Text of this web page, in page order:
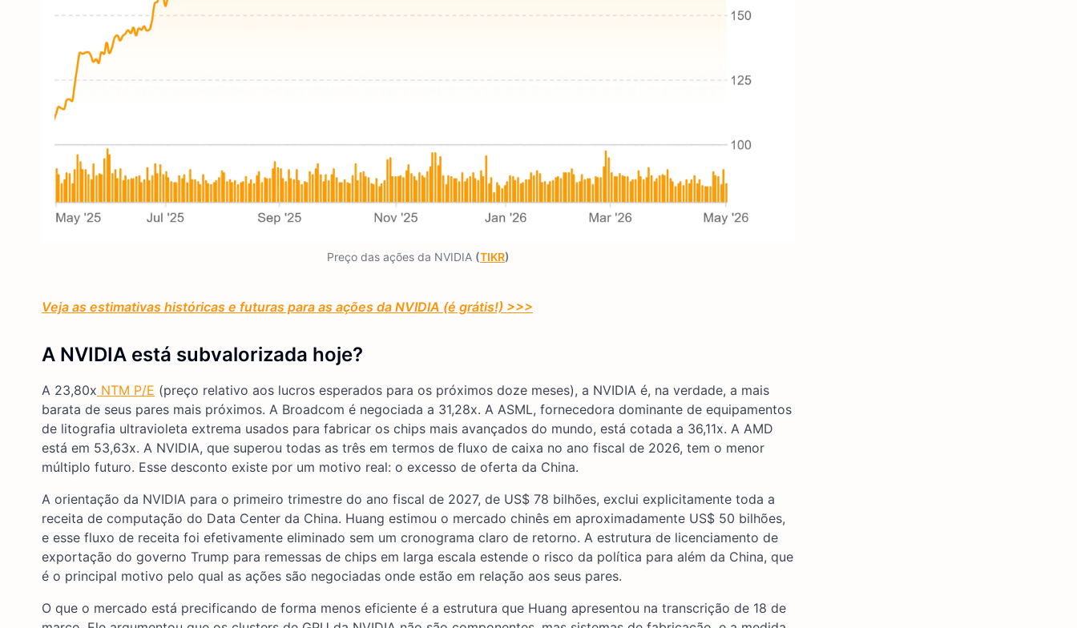
Preço das ações da NVIDIA (TIKR)
Veja as estimativas históricas e futuras para as ações da NVIDIA (é grátis!) >>>
A NVIDIA está subvalorizada hoje?
A 23,80x NTM P/E (preço relativo aos lucros esperados para os próximos doze meses), a NVIDIA é, na verdade, a mais
barata de seus pares mais próximos. A Broadcom é negociada a 31,28x. A ASML, fornecedora dominante de equipamentos
de litografia ultravioleta extrema usados para fabricar os chips mais avançados do mundo, está cotada a 36,11x. A AMD
está em 53,63x. A NVIDIA, que superou todas as três em termos de fluxo de caixa no ano fiscal de 2026, tem o menor
múltiplo futuro. Esse desconto existe por um motivo real: o excesso de oferta da China.
A orientação da NVIDIA para o primeiro trimestre do ano fiscal de 2027, de US$ 78 bilhões, exclui explicitamente toda a
receita de computação do Data Center da China. Huang estimou o mercado chinês em aproximadamente US$ 50 bilhões,
e esse fluxo de receita foi efetivamente eliminado sem um cronograma claro de retorno. A estrutura de licenciamento de
exportação do governo Trump para remessas de chips em larga escala estende o risco da política para além da China, que
é o principal motivo pelo qual as ações são negociadas onde estão em relação aos seus pares.
O que o mercado está precificando de forma menos eficiente é a estrutura que Huang apresentou na transcrição de 18 de